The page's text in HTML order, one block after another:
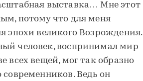
выставка… Мне этот
потому что для меня
эпохи великого Возрождения.
человек, воспринимал мир
всех вещей, мог так образно
Ведь он